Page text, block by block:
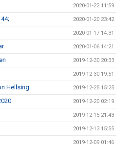
2020-01-22 11:59
2020-01-20 23:42
2020-01-17 14:31
2020-01-06 14:21
2019-12-30 20:33
2019-12-30 19:51
Hellsing 2019-12-25 15:25
2019-12-20 02:19
2019-12-15 21:43
2019-12-13 15:55
2019-12-09 01:46